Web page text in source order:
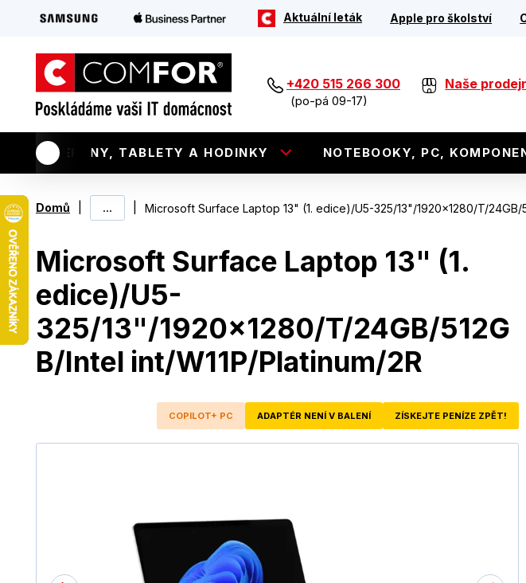
Aktuální leták Apple pro školství
+420 515 266 300
(po-pá 09-17)
Naše
TELEFONY, TABLETY A HODINKY NOTEBOOKY, PC,
Domů ... Microsoft Surface Laptop 13" (1. edice)/U5-325/13"/1920x1280/T/24GB/
Microsoft Surface Laptop 13" (1.
edice)/U5-
325/13"/1920x1280/T/24GB/512G
B/Intel int/W11P/Platinum/2R
COPILOT+ PC ADAPTÉR NENÍ V BALENÍ ZÍSKEJTE PENÍZE ZPĚT!